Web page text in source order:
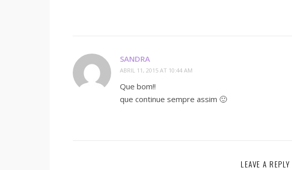
SANDRA
ABRIL 11, 2015 AT 10:44 AM
Que bom!!
que continue sempre assim 🙂
LEAVE A REPLY